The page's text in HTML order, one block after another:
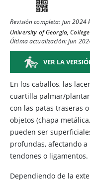
Revisión completa: jun 2024
University of Georgia,
Última actualización: jun
VER LA
En los caballos, las
cuartilla palmar/
con las patas traseras
objetos (chapa
pueden ser
profundas, afectando
tendones o ligamentos.
Dependiendo de la